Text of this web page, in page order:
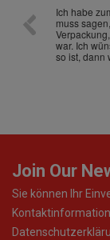
Ich habe
muss
war. Ich
so ist, dann
Join Our
Sie können Ihr